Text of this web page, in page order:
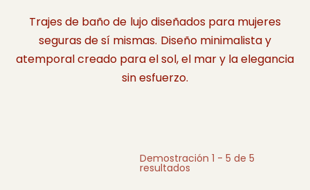
Trajes de baño de lujo diseñados para mujeres
seguras de sí mismas. Diseño minimalista y
atemporal creado para el sol, el mar y la elegancia
sin esfuerzo.
Demostración 1 - 5 de 5
resultados